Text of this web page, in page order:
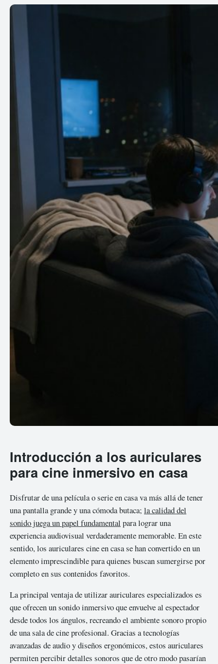
Introducción a los auriculares
para cine inmersivo en casa
Disfrutar de una película o serie en casa va más allá de tener
una pantalla grande y una cómoda butaca; la calidad del
sonido juega un papel fundamental para lograr una
experiencia audiovisual verdaderamente memorable. En este
sentido, los auriculares cine en casa se han convertido en un
elemento imprescindible para quienes buscan sumergirse por
completo en sus contenidos favoritos.
La principal ventaja de utilizar auriculares especializados es
que ofrecen un sonido inmersivo que envuelve al espectador
desde todos los ángulos, recreando el ambiente sonoro propio
de una sala de cine profesional. Gracias a tecnologías
avanzadas de audio y diseños ergonómicos, estos auriculares
permiten percibir detalles sonoros que de otro modo pasarían